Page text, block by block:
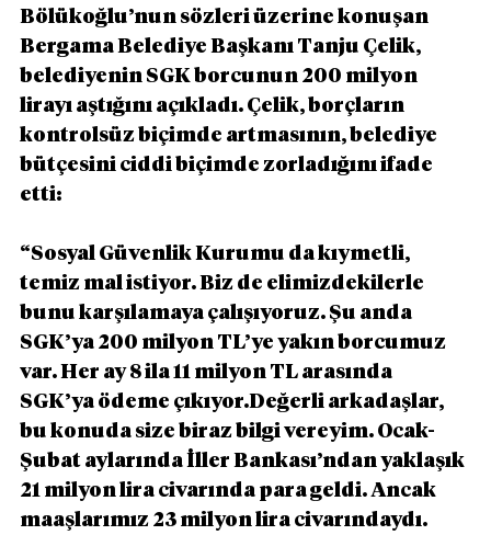
Bölükoğlu’nun sözleri üzerine konuşan
Bergama Belediye Başkanı Tanju Çelik,
belediyenin SGK borcunun 200 milyon
lirayı aştığını açıkladı. Çelik, borçların
kontrolsüz biçimde artmasının, belediye
bütçesini ciddi biçimde zorladığını ifade
etti:
“Sosyal Güvenlik Kurumu da kıymetli,
temiz mal istiyor. Biz de elimizdekilerle
bunu karşılamaya çalışıyoruz. Şu anda
SGK’ya 200 milyon TL’ye yakın borcumuz
var. Her ay 8 ila 11 milyon TL arasında
SGK’ya ödeme çıkıyor.Değerli arkadaşlar,
bu konuda size biraz bilgi vereyim. Ocak-
Şubat aylarında İller Bankası’ndan yaklaşık
21 milyon lira civarında para geldi. Ancak
maaşlarımız 23 milyon lira civarındaydı.